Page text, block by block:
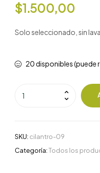
$1.500,00
Solo seleccionado, sin
20 disponibles (puede
SKU: cilantro-09
Categoría:Todos los